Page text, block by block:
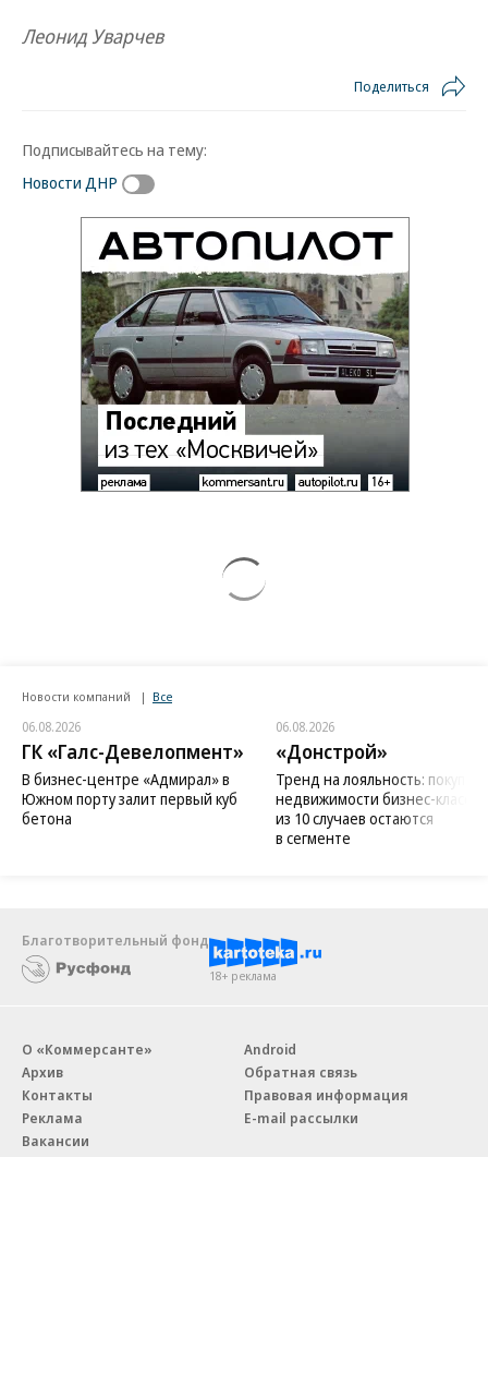
Леонид Уварчев
Поделиться
Подписывайтесь на тему:
Новости ДНР
Новости компаний Все
06.08.2026
ГК «Галс-Девелопмент»
В бизнес-центре «Адмирал» в
Южном порту залит первый куб
бетона
06.08.2026
«Донстрой»
Тренд на лояльность:
недвижимости бизнес-класса
из 10 случаев остаются
в сегменте
Благотворительный фонд
18+ реклама
О «Коммерсанте»
Архив
Контакты
Реклама
Вакансии
Android
Обратная связь
Правовая информация
E-mail рассылки